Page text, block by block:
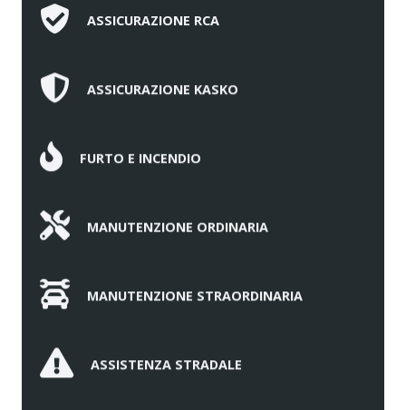
ASSICURAZIONE RCA
ASSICURAZIONE KASKO
FURTO E INCENDIO
MANUTENZIONE ORDINARIA
MANUTENZIONE STRAORDINARIA
ASSISTENZA STRADALE